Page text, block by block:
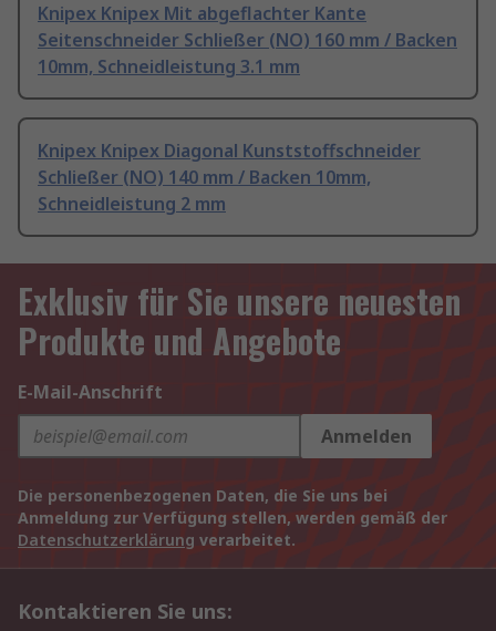
Knipex Knipex Mit abgeflachter Kante
Seitenschneider Schließer (NO) 160 mm / Backen
10mm, Schneidleistung 3.1 mm
Knipex Knipex Diagonal Kunststoffschneider
Schließer (NO) 140 mm / Backen 10mm,
Schneidleistung 2 mm
Exklusiv für Sie unsere neuesten
Produkte und Angebote
E-Mail-Anschrift
Anmelden
Die personenbezogenen Daten, die Sie uns bei
Anmeldung zur Verfügung stellen, werden gemäß der
Datenschutzerklärung verarbeitet.
Kontaktieren Sie uns: